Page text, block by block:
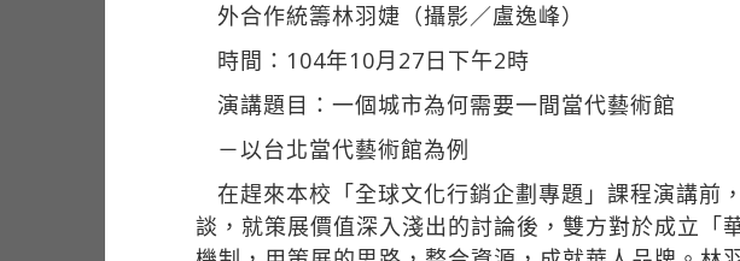
外合作統籌林羽婕（攝影／盧逸峰）
時間：104年10月27日下午2時
演講題目：一個城市為何需要一間當代藝術館
－以台北當代藝術館為例
在趕來本校「全球文化行銷企劃專題」課程演講前
談，就策展價值深入淺出的討論後，雙方對於成立